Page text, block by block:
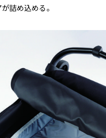
詰め込める。